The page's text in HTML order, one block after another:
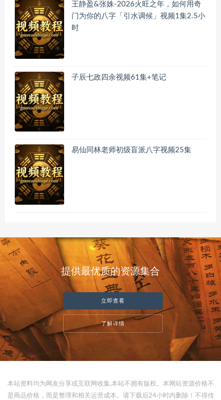
王静盈&张姝-2026火旺之年，如何用奇
门为你的八字「引水调候」视频1集2.5小
时
子辰七政四余视频61集+笔记
易仙同林老师初级盲派八字视频25集
提供最优质的资源集合
立即查看
了解详情
本站资料均为网友分享或互联网收集,本站不拥有版权。本网站资源价格不
是商品价格，而是整理和相关运营成本。请下载后24小时内删除！不得传